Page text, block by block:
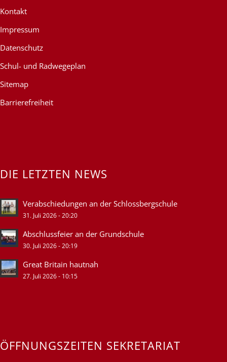
Kontakt
Impressum
Datenschutz
Schul- und Radwegeplan
Sitemap
Barrierefreiheit
DIE LETZTEN NEWS
Verabschiedungen an der Schlossbergschule
31. Juli 2026 - 20:20
Abschlussfeier an der Grundschule
30. Juli 2026 - 20:19
Great Britain hautnah
27. Juli 2026 - 10:15
ÖFFNUNGSZEITEN SEKRETARIAT